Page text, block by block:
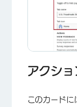
アクショ
このカードに